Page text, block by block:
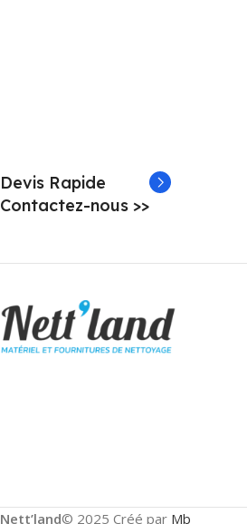
Devis Rapide
Contactez-nous >>
Nett’land© 2025 Créé par Mb